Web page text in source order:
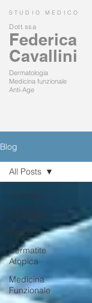
STUDIO MEDICO
Dott.ssa
Federica
Cavallini
Dermatologia
Medicina funzionale
Anti-Age
Blog
All Posts
Tricologia
Psoriasi
Dermatite
Atopica
Medicina
Funzionale
All Posts